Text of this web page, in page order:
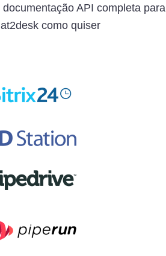
API completa para
como quiser